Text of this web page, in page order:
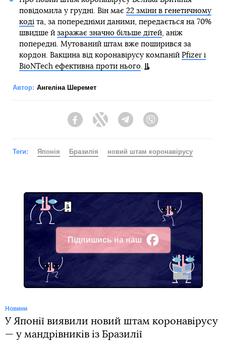
повідомила у грудні. Він має 22 зміни в генетичному
кодіта, за попередніми даними, передається на 70%
швидше й заражає значно більше дітей, аніж
попередні. Мутований штам вже поширився за
кордон. Вакцина від коронавірусу компаній Pfizer і
BioNTech ефективна проти нього.
Автор: Ангеліна Шеремет
FacebookTwitter Telegram
Теги: Японія Бразилія новий штам коронавірусу
Підпишись на наш
Facebook
Новини
У Японії виявили новий штам коронавірусу
— у мандрівників із Бразилії